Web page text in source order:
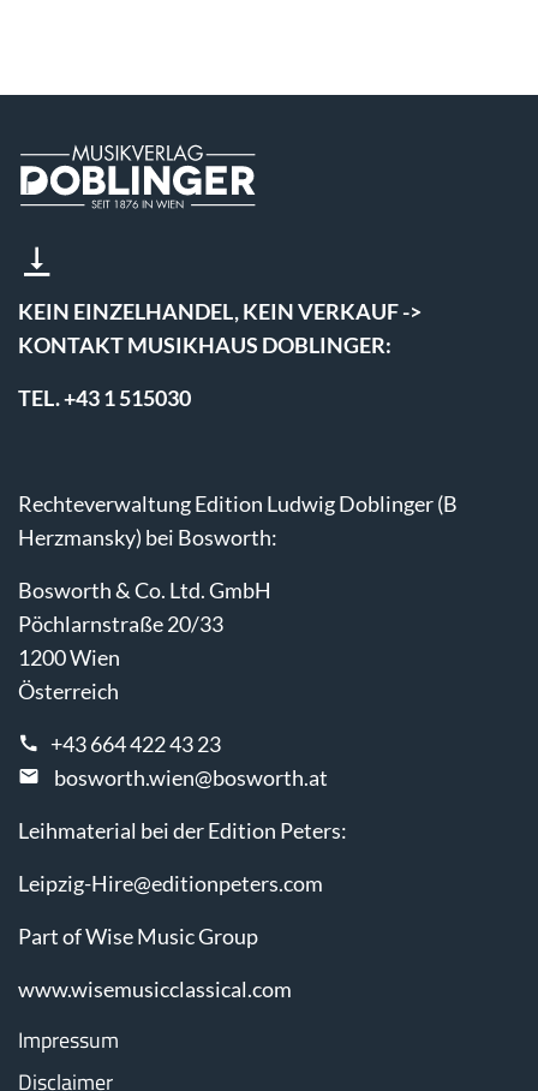
KEIN EINZELHANDEL, KEIN VERKAUF ->
KONTAKT MUSIKHAUS DOBLINGER:
TEL. +43 1 515030
Rechteverwaltung Edition Ludwig Doblinger (B
Herzmansky) bei Bosworth:
Bosworth & Co. Ltd. GmbH
Pöchlarnstraße 20/33
1200 Wien
Österreich
+43 664 422 43 23
bosworth.wien@bosworth.at
Leihmaterial bei der Edition Peters:
Leipzig-Hire@editionpeters.com
Part of Wise Music Group
www.wisemusicclassical.com
Impressum
Disclaimer